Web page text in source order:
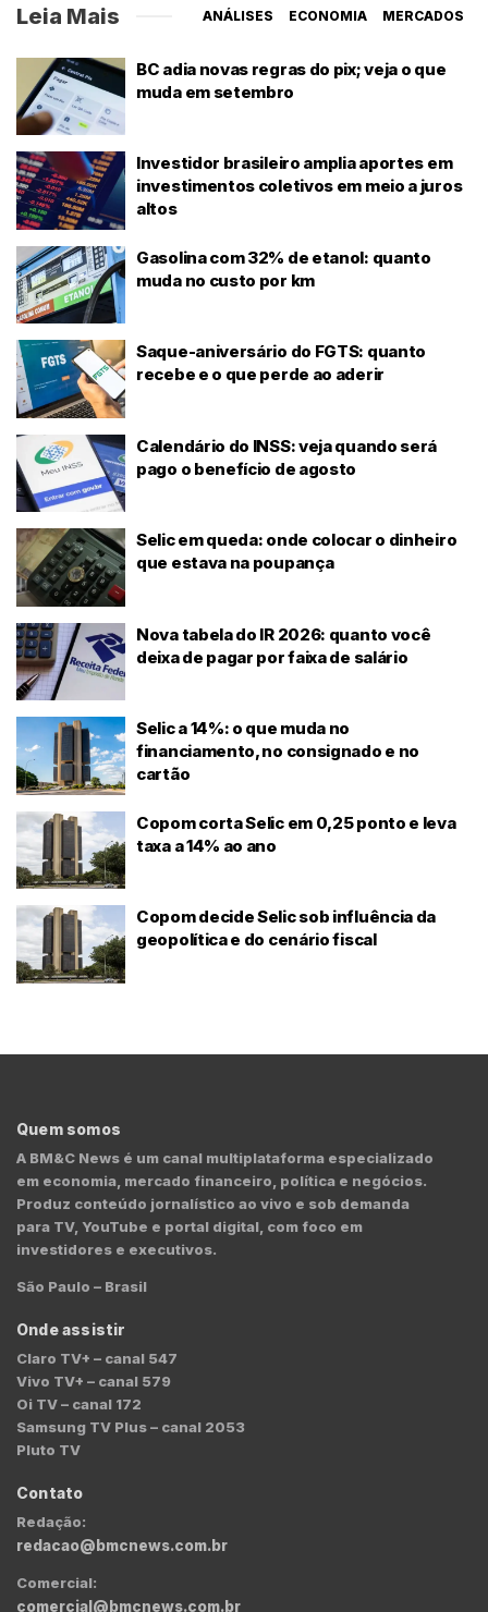
Leia Mais ANÁLISES ECONOMIA MERCADOS
BC adia novas regras do pix; veja o que
muda em setembro
Investidor brasileiro amplia aportes em
investimentos coletivos em meio a juros
altos
Gasolina com 32% de etanol: quanto
muda no custo por km
Saque-aniversário do FGTS: quanto
recebe e o que perde ao aderir
Calendário do INSS: veja quando será
pago o benefício de agosto
Selic em queda: onde colocar o dinheiro
que estava na poupança
Nova tabela do IR 2026: quanto você
deixa de pagar por faixa de salário
Selic a 14%: o que muda no
financiamento, no consignado e no
cartão
Copom corta Selic em 0,25 ponto e leva
taxa a 14% ao ano
Copom decide Selic sob influência da
geopolítica e do cenário fiscal
Quem somos
A BM&C News é um canal multiplataforma especializado
em economia, mercado financeiro, política e negócios.
Produz conteúdo jornalístico ao vivo e sob demanda
para TV, YouTube e portal digital, com foco em
investidores e executivos.
São Paulo – Brasil
Onde assistir
Claro TV+ – canal 547
Vivo TV+ – canal 579
Oi TV – canal 172
Samsung TV Plus – canal 2053
Pluto TV
Contato
Redação:
redacao@bmcnews.com.br
Comercial:
comercial@bmcnews.com.br